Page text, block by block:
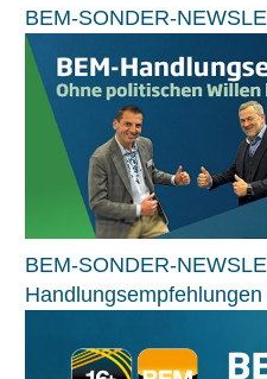
BEM-SONDER-
BEM-SONDER-
Handlungsempfehlungen